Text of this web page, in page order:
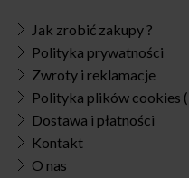
Jak zrobić zakupy ?
Polityka prywatności
Zwroty i reklamacje
Polityka plików cookies
Dostawa i płatności
Kontakt
O nas